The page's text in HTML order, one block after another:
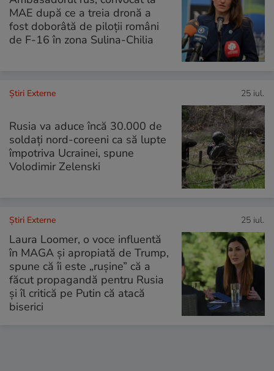
MAE după ce a treia dronă a
fost doborâtă de piloții români
de F-16 în zona Sulina-Chilia
Știri Externe 25 iul.
Rusia va aduce încă 30.000 de
soldaţi nord-coreeni ca să lupte
împotriva Ucrainei, spune
Volodimir Zelenski
Știri Externe 25 iul.
Laura Loomer, o voce influentă
în MAGA și apropiată de Trump,
spune că îi este „rușine” că a
făcut propagandă pentru Rusia
și îl critică pe Putin că atacă
biserici